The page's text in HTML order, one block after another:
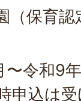
（保育
令和9
申込は